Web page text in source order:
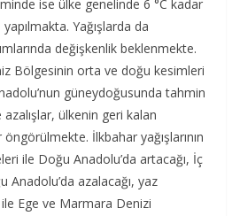
ise ülke genelinde 6 °C kadar
Yağışlarda da
değişkenlik beklenmekte.
Bölgesinin orta ve doğu kesimleri
güneydoğusunda tahmin
ülkenin geri kalan
İlkbahar yağışlarının
ile Doğu Anadolu’da artacağı, İç
Anadolu’da azalacağı, yaz
ile Ege ve Marmara Denizi